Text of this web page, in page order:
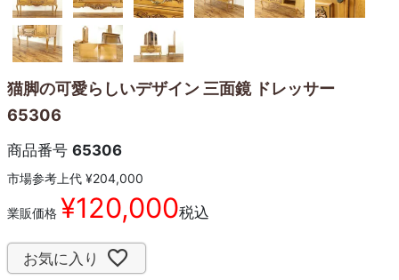
猫脚の可愛らしいデザイン 三面鏡 ドレッサー
65306
商品番号 65306
市場参考上代 ¥204,000
業販価格 ¥120,000税込
お気に入り